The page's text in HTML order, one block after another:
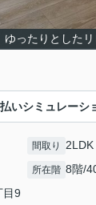
ゆったりとした
いシミュレーシ
間取り 2LDK
所在階 8階/
目9